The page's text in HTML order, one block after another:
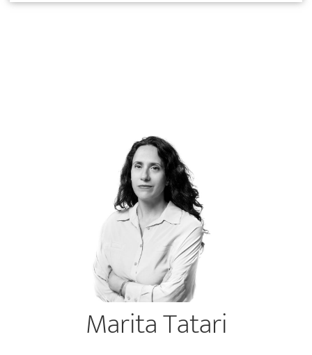
Marita Tatari